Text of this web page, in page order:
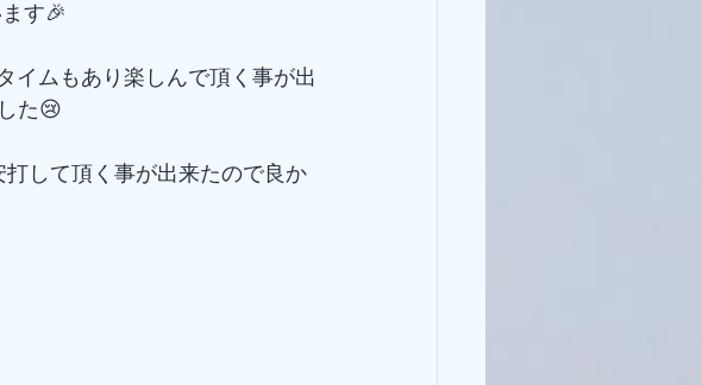
す🎉
イムもあり楽しんで頂く事が出
た😢
して頂く事が出来たので良か